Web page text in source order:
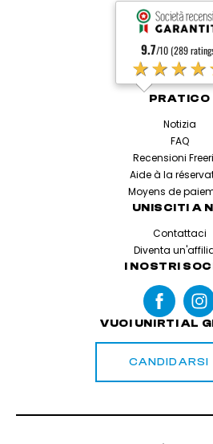
9.7/10 (289
PRATICO
Notizia
FAQ
Recensioni
Aide à la
Moyens de
UNISCITI A
Contattaci
Diventa
I NOSTRI
VUOI UNIRTI AL
CANDIDARSI